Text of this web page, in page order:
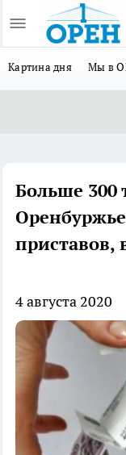
Картина дня Мы в
Больше 300
приставов,
4 августа 2020